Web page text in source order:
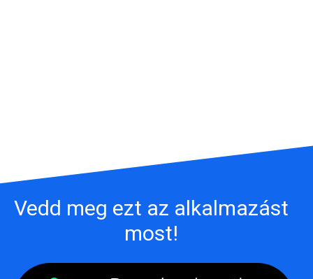
Vedd meg ezt az alkalmazást
most!